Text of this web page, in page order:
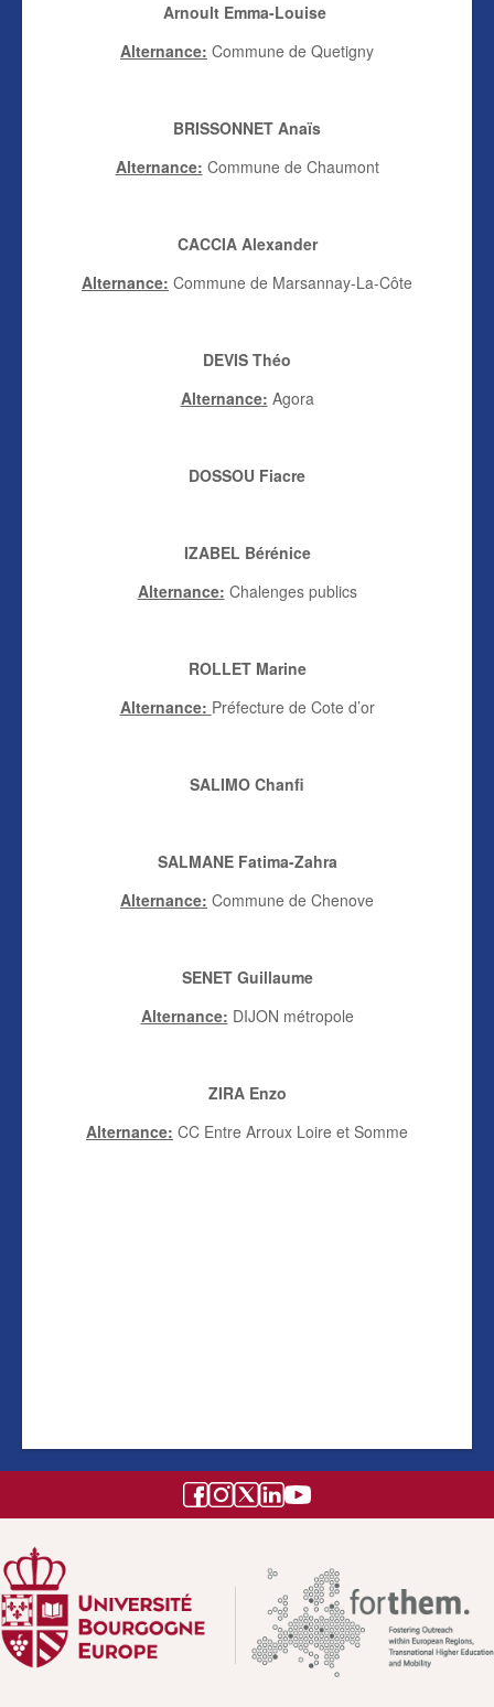
Arnoult Emma-Louise
Alternance: Commune de Quetigny
BRISSONNET Anaïs
Alternance: Commune de Chaumont
CACCIA Alexander
Alternance: Commune de Marsannay-La-Côte
DEVIS Théo
Alternance: Agora
DOSSOU Fiacre
IZABEL Bérénice
Alternance: Chalenges publics
ROLLET Marine
Alternance: Préfecture de Cote d’or
SALIMO Chanfi
SALMANE Fatima-Zahra
Alternance: Commune de Chenove
SENET Guillaume
Alternance: DIJON métropole
ZIRA Enzo
Alternance: CC Entre Arroux Loire et Somme